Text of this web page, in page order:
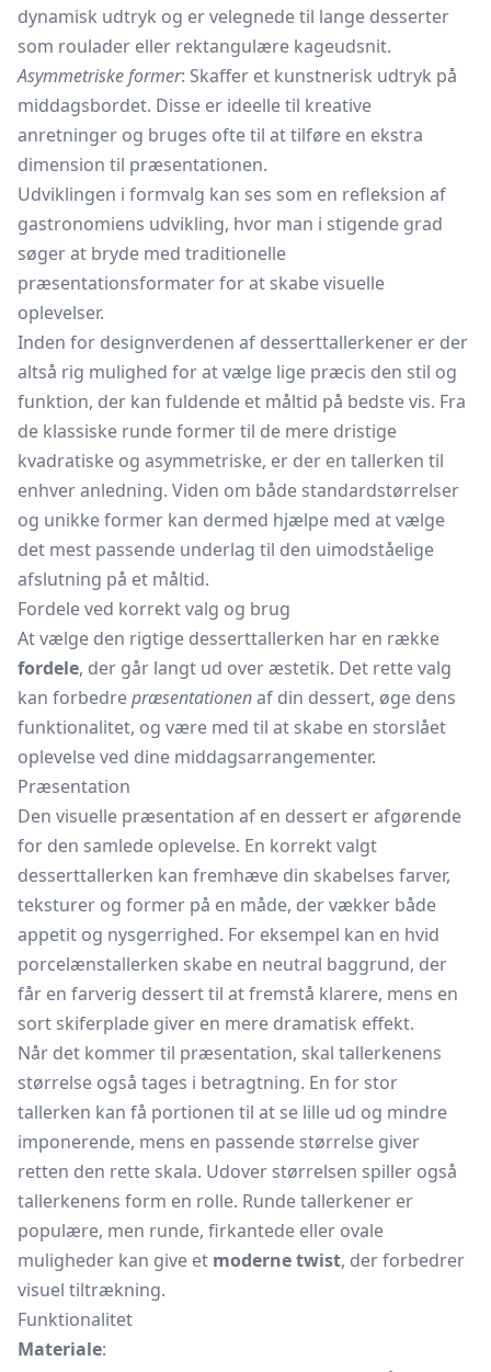
dynamisk udtryk og er velegnede til lange desserter
som roulader eller rektangulære kageudsnit.
Asymmetriske former: Skaffer et kunstnerisk udtryk på
middagsbordet. Disse er ideelle til kreative
anretninger og bruges ofte til at tilføre en ekstra
dimension til præsentationen.
Udviklingen i formvalg kan ses som en refleksion af
gastronomiens udvikling, hvor man i stigende grad
søger at bryde med traditionelle
præsentationsformater for at skabe visuelle
oplevelser.
Inden for designverdenen af desserttallerkener er der
altså rig mulighed for at vælge lige præcis den stil og
funktion, der kan fuldende et måltid på bedste vis. Fra
de klassiske runde former til de mere dristige
kvadratiske og asymmetriske, er der en tallerken til
enhver anledning. Viden om både standardstørrelser
og unikke former kan dermed hjælpe med at vælge
det mest passende underlag til den uimodståelige
afslutning på et måltid.
Fordele ved korrekt valg og brug
At vælge den rigtige desserttallerken har en række
fordele, der går langt ud over æstetik. Det rette valg
kan forbedrepræsentationenaf din dessert, øge dens
funktionalitet, og være med til at skabe en storslået
oplevelse ved dine middagsarrangementer.
Præsentation
Den visuelle præsentation af en dessert er afgørende
for den samlede oplevelse. En korrekt valgt
desserttallerken kan fremhæve din skabelses farver,
teksturer og former på en måde, der vækker både
appetit og nysgerrighed. For eksempel kan en hvid
porcelænstallerken skabe en neutral baggrund, der
får en farverig dessert til at fremstå klarere, mens en
sort skiferplade giver en mere dramatisk effekt.
Når det kommer til præsentation, skal tallerkenens
størrelse også tages i betragtning. En for stor
tallerken kan få portionen til at se lille ud og mindre
imponerende, mens en passende størrelse giver
retten den rette skala. Udover størrelsen spiller også
tallerkenens form en rolle. Runde tallerkener er
populære, men runde, firkantede eller ovale
muligheder kan give et moderne twist, der forbedrer
visuel tiltrækning.
Funktionalitet
Materiale: